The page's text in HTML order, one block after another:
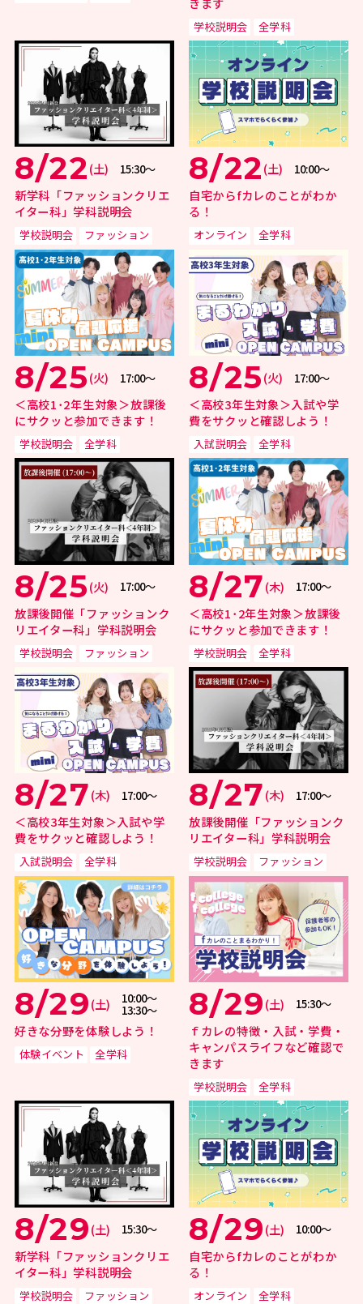
学校説明会 全学科
8/22(土) 15:30〜
新学科「ファッションクリエ
イター科」学科説明会
学校説明会 ファッション
8/22(土) 10:00〜
自宅からfカレのことがわか
る！
オンライン 全学科
8/25(火) 17:00〜
＜高校1･2年生対象＞放課後
にサクッと参加できます！
学校説明会 全学科
8/25(火) 17:00〜
＜高校3年生対象＞入試や学
費をサクッと確認しよう！
入試説明会 全学科
8/25(火) 17:00〜
放課後開催「ファッションク
リエイター科」学科説明会
学校説明会 ファッション
8/27(木) 17:00〜
＜高校1･2年生対象＞放課後
にサクッと参加できます！
学校説明会 全学科
8/27(木) 17:00〜
＜高校3年生対象＞入試や学
費をサクッと確認しよう！
入試説明会 全学科
8/27(木) 17:00〜
放課後開催「ファッションク
リエイター科」学科説明会
学校説明会 ファッション
8/29(土) 10:00〜
13:30〜
好きな分野を体験しよう！
体験イベント 全学科
8/29(土) 15:30〜
ｆカレの特徴・入試・学費・
キャンパスライフなど確認で
きます
学校説明会 全学科
8/29(土) 15:30〜
新学科「ファッションクリエ
イター科」学科説明会
学校説明会 ファッション
8/29(土) 10:00〜
自宅からfカレのことがわか
る！
オンライン 全学科